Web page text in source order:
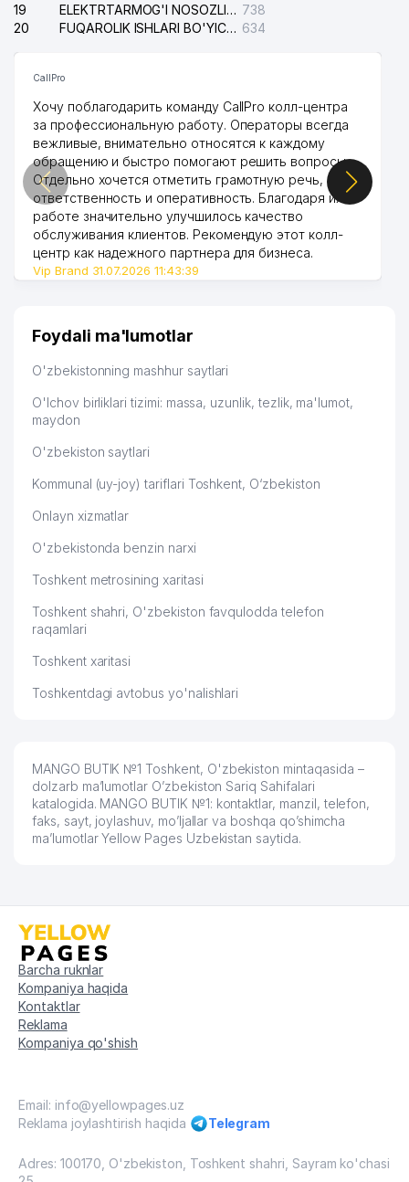
19
ELEKTRTARMOG'I NOSOZLIKLARINI TO'ZATISH SERGELI XIZMATI 738
20
FUQAROLIK ISHLARI BO'YICHA UCH-TEPA TUMANI SUDI 634
CallPro
Хочу поблагодарить команду CallPro колл-центра
за профессиональную работу. Операторы всегда
вежливые, внимательно относятся к каждому
обращению и быстро помогают решить вопросы.
Отдельно хочется отметить грамотную речь,
ответственность и оперативность. Благодаря их
работе значительно улучшилось качество
обслуживания клиентов. Рекомендую этот колл-
центр как надежного партнера для бизнеса.
Vip Brand 31.07.2026 11:43:39
Foydali ma'lumotlar
O'zbekistonning mashhur saytlari
O'lchov birliklari tizimi: massa, uzunlik, tezlik, ma'lumot,
maydon
O'zbekiston saytlari
Kommunal (uy-joy) tariflari Toshkent, O‘zbekiston
Onlayn xizmatlar
O'zbekistonda benzin narxi
Toshkent metrosining xaritasi
Toshkent shahri, O'zbekiston favqulodda telefon
raqamlari
Toshkent xaritasi
Toshkentdagi avtobus yo'nalishlari
MANGO BUTIK №1 Toshkent, O'zbekiston mintaqasida –
dolzarb ma’lumotlar O’zbekiston Sariq Sahifalari
katalogida. MANGO BUTIK №1: kontaktlar, manzil, telefon,
faks, sayt, joylashuv, mo’ljallar va boshqa qo’shimcha
ma’lumotlar Yellow Pages Uzbekistan saytida.
Barcha ruknlar
Kompaniya haqida
Kontaktlar
Reklama
Kompaniya qo'shish
Email: info@yellowpages.uz
Reklama joylashtirish haqida
Telegram
Adres: 100170, O'zbekiston, Toshkent shahri, Sayram ko'chasi